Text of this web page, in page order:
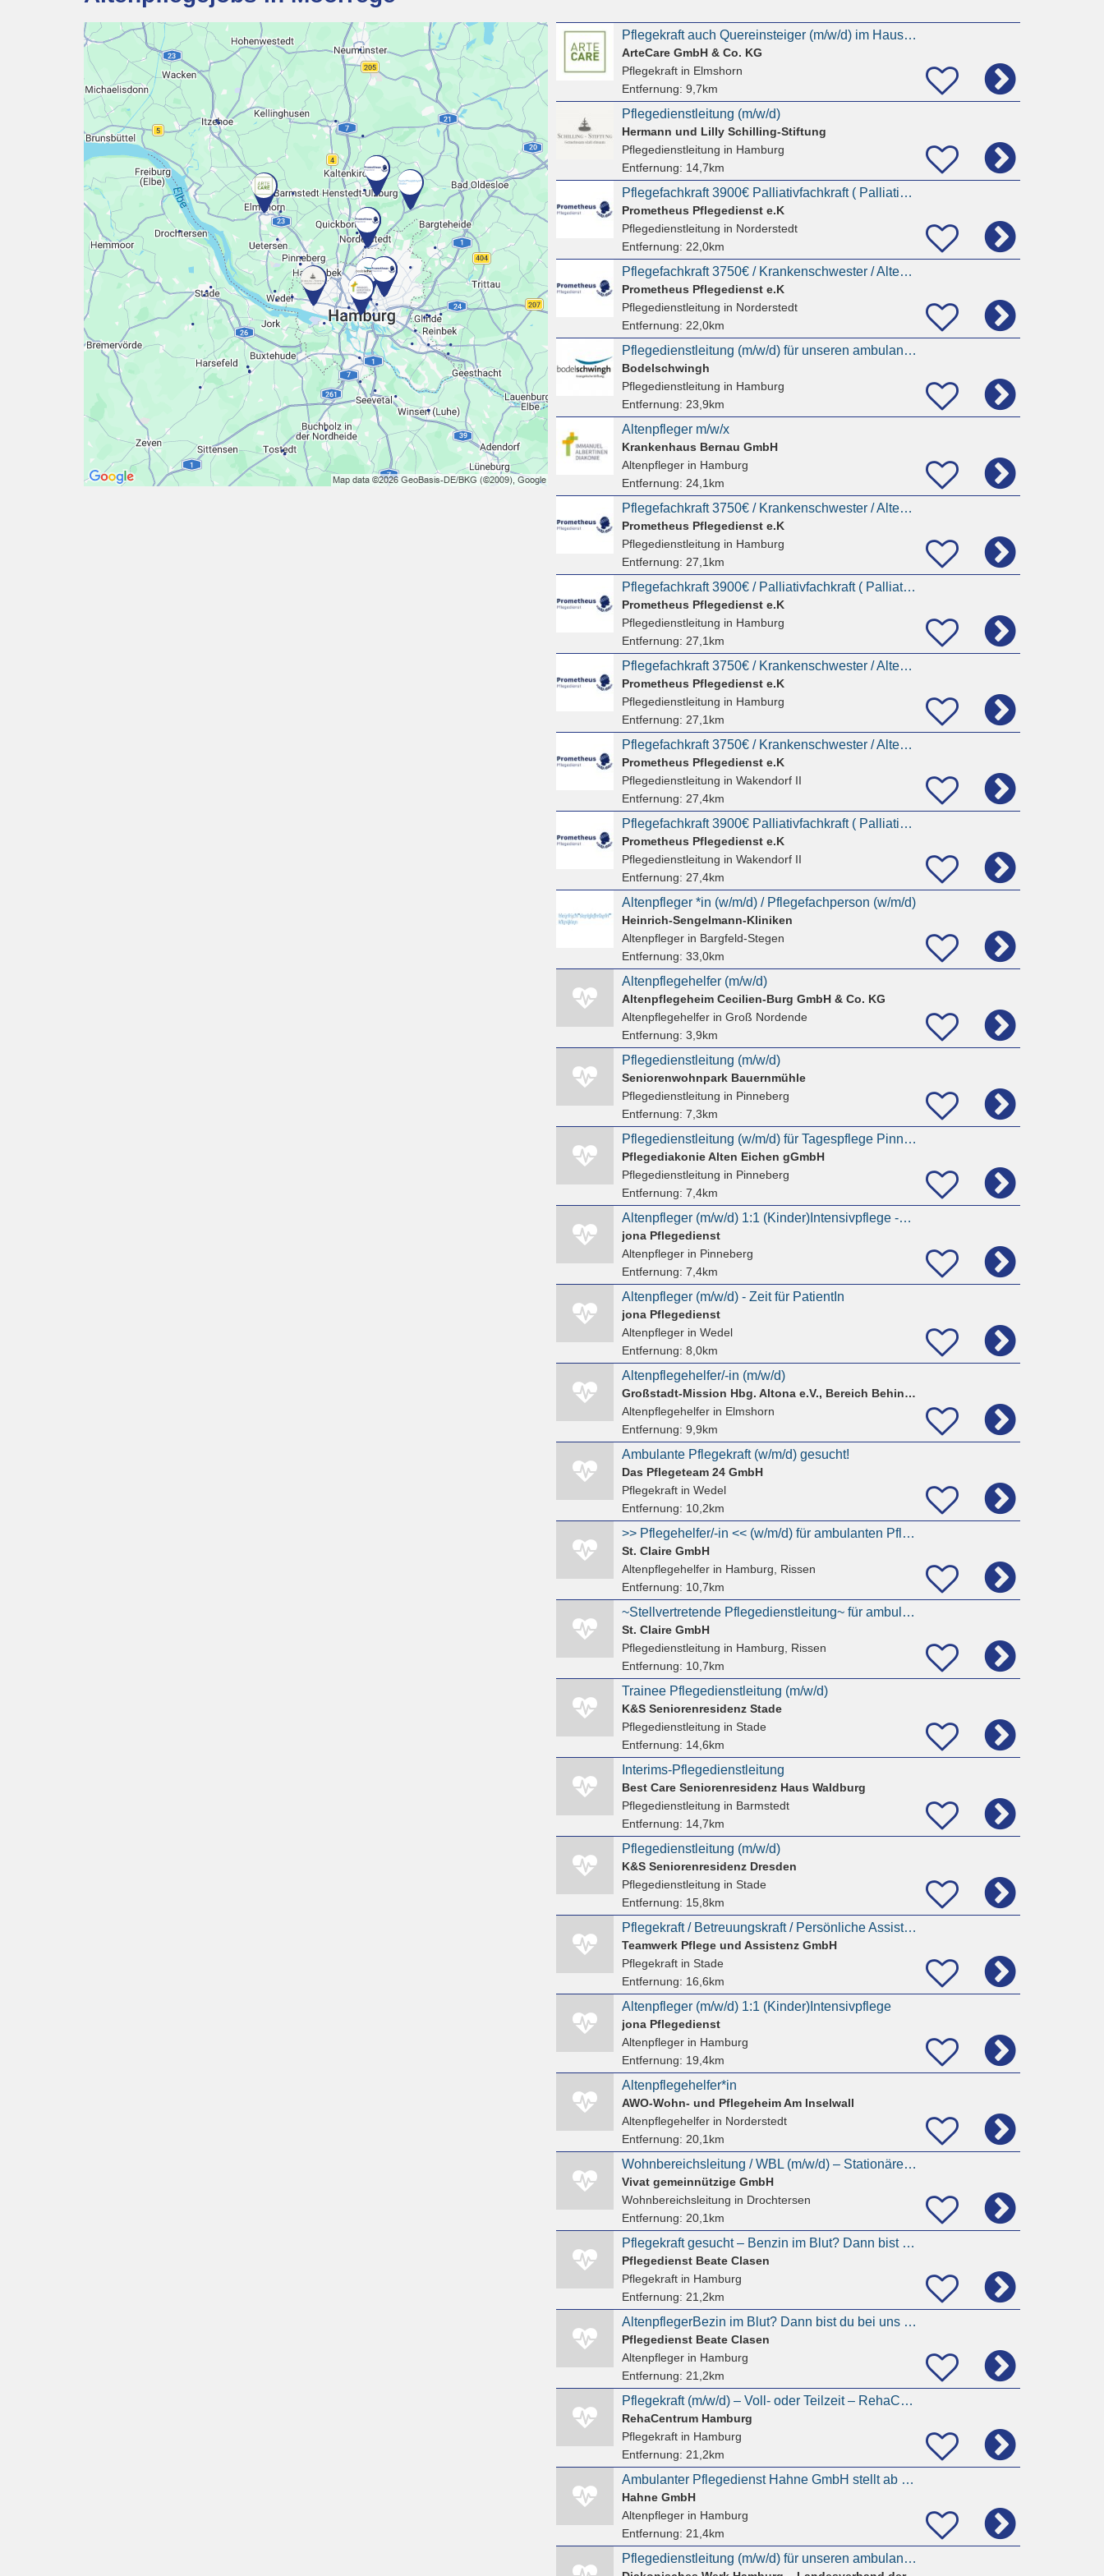
Pflegekraft auch Quereinsteiger (m/w/d) im Haus Flora
ArteCare GmbH & Co. KG
Pflegekraftin Elmshorn
Entfernung: 9,7km
Pflegedienstleitung (m/w/d)
Hermann und Lilly Schilling-Stiftung
Pflegedienstleitung in Hamburg
Entfernung: 14,7km
Pflegefachkraft 3900€ Palliativfachkraft ( Palliative Care ) / Krankenschwester / Altenpflegerin
Prometheus Pflegedienst e.K
Pflegedienstleitung in Norderstedt
Entfernung: 22,0km
Pflegefachkraft 3750€ / Krankenschwester / Altenpflegerin / Krankenpfleger || Pflegedienstleitung
Prometheus Pflegedienst e.K
Pflegedienstleitung in Norderstedt
Entfernung: 22,0km
Pflegedienstleitung (m/w/d) für unseren ambulanten Dienst am Standort Hamburg-Horn mind. 32 Std -
Bodelschwingh
Pflegedienstleitung in Hamburg
Entfernung: 23,9km
Altenpfleger m/w/x
Krankenhaus Bernau GmbH
Altenpflegerin Hamburg
Entfernung: 24,1km
Pflegefachkraft 3750€ / Krankenschwester / Altenpflegerin / Krankenpfleger || Pflegedienstleitung
Prometheus Pflegedienst e.K
Pflegedienstleitung in Hamburg
Entfernung: 27,1km
Pflegefachkraft 3900€ / Palliativfachkraft ( Palliative Care ) / Krankenschwester /
Prometheus Pflegedienst e.K
Pflegedienstleitung in Hamburg
Entfernung: 27,1km
Pflegefachkraft 3750€ / Krankenschwester / Altenpflegerin / Krankenpfleger || Pflegedienstleitung
Prometheus Pflegedienst e.K
Pflegedienstleitung in Hamburg
Entfernung: 27,1km
Pflegefachkraft 3750€ / Krankenschwester / Altenpflegerin / Krankenpfleger || Pflegedienstleitung
Prometheus Pflegedienst e.K
Pflegedienstleitung in Wakendorf II
Entfernung: 27,4km
Pflegefachkraft 3900€ Palliativfachkraft ( Palliative Care ) / Krankenschwester / Altenpflegerin
Prometheus Pflegedienst e.K
Pflegedienstleitung in Wakendorf II
Entfernung: 27,4km
Altenpfleger *in (w/m/d) / Pflegefachperson (w/m/d)
Heinrich-Sengelmann-Kliniken
Altenpflegerin Bargfeld-Stegen
Entfernung: 33,0km
Altenpflegehelfer (m/w/d)
Altenpflegeheim Cecilien-Burg GmbH & Co. KG
Altenpflegehelferin Groß Nordende
Entfernung: 3,9km
Pflegedienstleitung (m/w/d)
Seniorenwohnpark Bauernmühle
Pflegedienstleitung in Pinneberg
Entfernung: 7,3km
Pflegedienstleitung (w/m/d) für Tagespflege Pinneberg in TZ
Pflegediakonie Alten Eichen gGmbH
Pflegedienstleitung in Pinneberg
Entfernung: 7,4km
Altenpfleger (m/w/d) 1:1 (Kinder)Intensivpflege -Zeit für PatientIn
jona Pflegedienst
Altenpflegerin Pinneberg
Entfernung: 7,4km
Altenpfleger (m/w/d) - Zeit für PatientIn
jona Pflegedienst
Altenpflegerin Wedel
Entfernung: 8,0km
Altenpflegehelfer/-in (m/w/d)
Großstadt-Mission Hbg. Altona e.V., Bereich Behindertenhilfe
Altenpflegehelferin Elmshorn
Entfernung: 9,9km
Ambulante Pflegekraft (w/m/d) gesucht!
Das Pflegeteam 24 GmbH
Pflegekraftin Wedel
Entfernung: 10,2km
>> Pflegehelfer/-in << (w/m/d) für ambulanten Pflegedienst in Hamburg-Rissen
St. Claire GmbH
Altenpflegehelferin Hamburg, Rissen
Entfernung: 10,7km
~Stellvertretende Pflegedienstleitung~ für ambulanten Pflegedienst in Hamburg-Rissen gesucht
St. Claire GmbH
Pflegedienstleitung in Hamburg, Rissen
Entfernung: 10,7km
Trainee Pflegedienstleitung (m/w/d)
K&S Seniorenresidenz Stade
Pflegedienstleitung in Stade
Entfernung: 14,6km
Interims-Pflegedienstleitung
Best Care Seniorenresidenz Haus Waldburg
Pflegedienstleitung in Barmstedt
Entfernung: 14,7km
Pflegedienstleitung (m/w/d)
K&S Seniorenresidenz Dresden
Pflegedienstleitung in Stade
Entfernung: 15,8km
Pflegekraft / Betreuungskraft / Persönliche Assistenz (m/w/d) gesucht
Teamwerk Pflege und Assistenz GmbH
Pflegekraftin Stade
Entfernung: 16,6km
Altenpfleger (m/w/d) 1:1 (Kinder)Intensivpflege
jona Pflegedienst
Altenpflegerin Hamburg
Entfernung: 19,4km
Altenpflegehelfer*in
AWO-Wohn- und Pflegeheim Am Inselwall
Altenpflegehelferin Norderstedt
Entfernung: 20,1km
Wohnbereichsleitung / WBL (m/w/d) – Stationäre Pflege – Drochtersen
Vivat gemeinnützige GmbH
Wohnbereichsleitung in Drochtersen
Entfernung: 20,1km
Pflegekraft gesucht – Benzin im Blut? Dann bist du bei uns falsch
Pflegedienst Beate Clasen
Pflegekraftin Hamburg
Entfernung: 21,2km
AltenpflegerBezin im Blut? Dann bist du bei uns falsch
Pflegedienst Beate Clasen
Altenpflegerin Hamburg
Entfernung: 21,2km
Pflegekraft (m/w/d) – Voll- oder Teilzeit – RehaCentrum Hamburg, Heidenkampsweg
RehaCentrum Hamburg
Pflegekraftin Hamburg
Entfernung: 21,2km
Ambulanter Pflegedienst Hahne GmbH stellt ab sofort ein das Alter spielt keine Rolle
Hahne GmbH
Altenpflegerin Hamburg
Entfernung: 21,4km
Pflegedienstleitung (m/w/d) für unseren ambulanten Dienst am Standort Hamburg-Horn - mit